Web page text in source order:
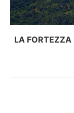
LA FORTEZZA